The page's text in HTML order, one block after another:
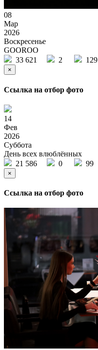
08
Мар
2026
Воскресенье
GOOROO
33 621
2 129
×
Ссылка на отбор фото
14
Фев
2026
Суббота
День всех влюблённых
21 586
0 99
×
Ссылка на отбор фото